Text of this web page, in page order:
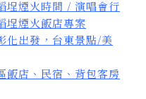
埕煙火時間 / 演唱會行
埕煙火飯店專案
化出發，台東景點/美
飯店、民宿、背包客房